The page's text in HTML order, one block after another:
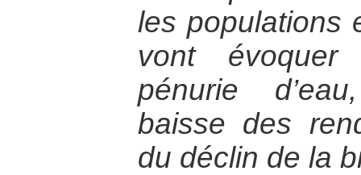
les populations
vont
pénurie
baisse des
du déclin de la